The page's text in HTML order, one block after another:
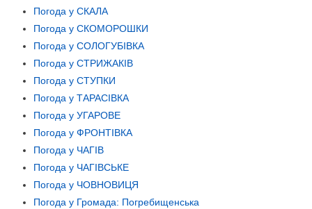
Погода у СКАЛА
Погода у СКОМОРОШКИ
Погода у СОЛОГУБІВКА
Погода у СТРИЖАКІВ
Погода у СТУПКИ
Погода у ТАРАСІВКА
Погода у УГАРОВЕ
Погода у ФРОНТІВКА
Погода у ЧАГІВ
Погода у ЧАГІВСЬКЕ
Погода у ЧОВНОВИЦЯ
Погода у Громада: Погребищенська